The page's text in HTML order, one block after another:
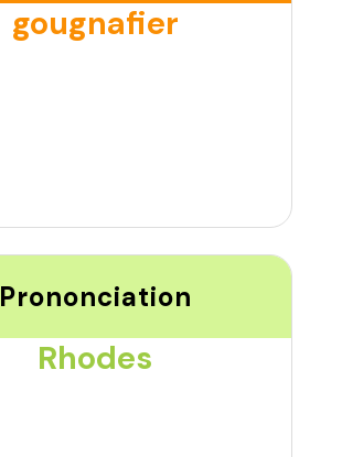
gougnafier
Prononciation
Rhodes